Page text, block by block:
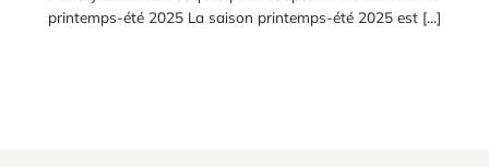
printemps-été 2025 La saison printemps-été 2025 est [...]